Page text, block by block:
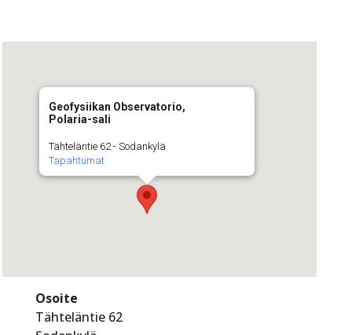
Geofysiikan Observatorio,
Polaria-sali
Tähteläntie 62 - Sodankylä
Tapahtumat
Osoite
Tähteläntie 62